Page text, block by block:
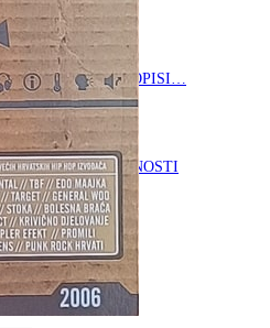
PRAVOPISI…
KNJIŽEVNOSTI